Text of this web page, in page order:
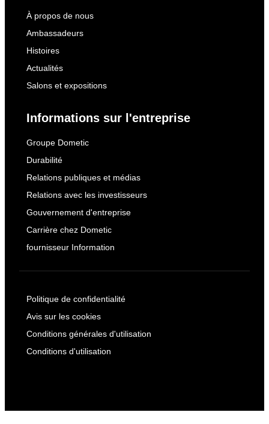
À propos de nous
Ambassadeurs
Histoires
Actualités
Salons et expositions
Informations sur l'entreprise
Groupe Dometic
Durabilité
Relations publiques et médias
Relations avec les investisseurs
Gouvernement d'entreprise
Carrière chez Dometic
fournisseur Information
Politique de confidentialité
Avis sur les cookies
Conditions générales d'utilisation
Conditions d'utilisation